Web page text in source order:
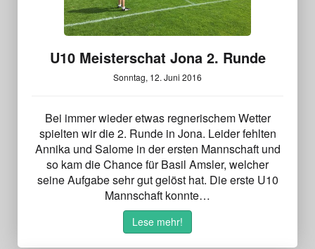
U10 Meisterschat Jona 2. Runde
Sonntag, 12. Juni 2016
Bei immer wieder etwas regnerischem Wetter
spielten wir die 2. Runde in Jona. Leider fehlten
Annika und Salome in der ersten Mannschaft und
so kam die Chance für Basil Amsler, welcher
seine Aufgabe sehr gut gelöst hat. Die erste U10
Mannschaft konnte…
Lese mehr!